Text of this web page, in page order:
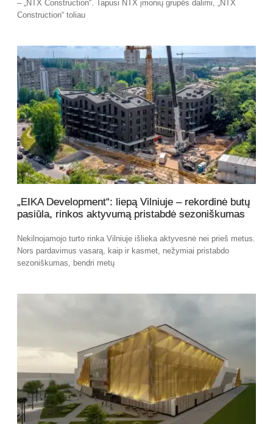
– „NTX Construction“. Tapusi NTX įmonių grupės dalimi, „NTX
Construction“ toliau
„EIKA Development“: liepą Vilniuje – rekordinė butų
pasiūla, rinkos aktyvumą pristabdė sezoniškumas
Nekilnojamojo turto rinka Vilniuje išlieka aktyvesnė nei prieš metus.
Nors pardavimus vasarą, kaip ir kasmet, nežymiai pristabdo
sezoniškumas, bendri metų